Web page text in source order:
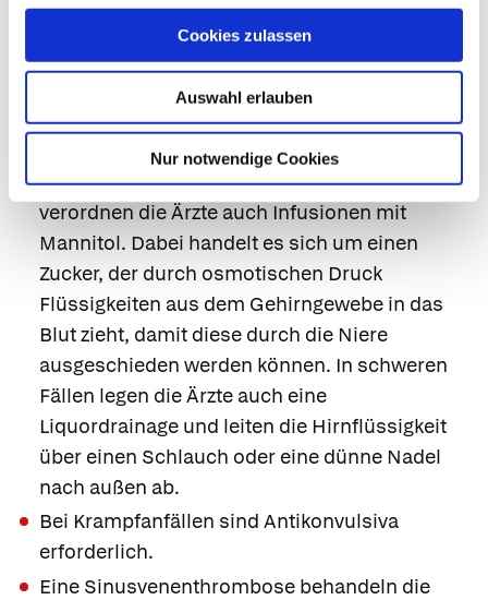
Cookies zulassen
Auswahl erlauben
Nur notwendige Cookies
Überwachung auf der Intensivstation oder in
einer neurologischen Abteilung. Besonderes
Augenmerk liegt darauf, ob sich Komplikationen
Vorbeugend gegen erhöhten Hirndruck hilft die
Oberkörperhochlagerung. Manchmal
verordnen die Ärzte auch Infusionen mit
Mannitol. Dabei handelt es sich um einen
Zucker, der durch osmotischen Druck
Flüssigkeiten aus dem Gehirngewebe in das
Blut zieht, damit diese durch die Niere
ausgeschieden werden können. In schweren
Fällen legen die Ärzte auch eine
Liquordrainage und leiten die Hirnflüssigkeit
über einen Schlauch oder eine dünne Nadel
nach außen ab.
Bei Krampfanfällen sind Antikonvulsiva
erforderlich.
Eine Sinusvenenthrombose behandeln die